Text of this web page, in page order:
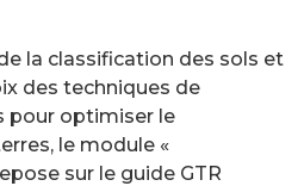
la classification des sols et
des techniques de
pour optimiser le
le module «
sur le guide GTR